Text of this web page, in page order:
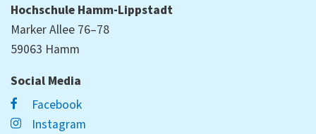
Hochschule Hamm-Lippstadt
Marker Allee 76–78
59063 Hamm
Social Media
Facebook
Instagram